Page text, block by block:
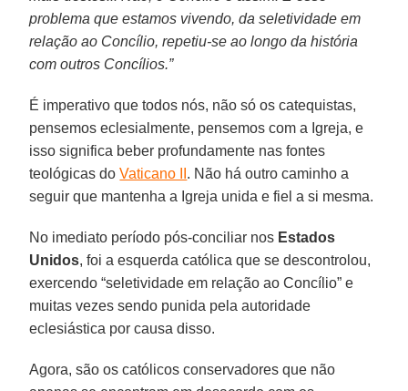
problema que estamos vivendo, da seletividade em
relação ao Concílio, repetiu-se ao longo da história
com outros Concílios.”
É imperativo que todos nós, não só os catequistas,
pensemos eclesialmente, pensemos com a Igreja, e
isso significa beber profundamente nas fontes
teológicas doVaticano II . Não há outro caminho a
seguir que mantenha a Igreja unida e fiel a si mesma.
No imediato período pós-conciliar nos Estados
Unidos, foi a esquerda católica que se descontrolou,
exercendo “seletividade em relação ao Concílio” e
muitas vezes sendo punida pela autoridade
eclesiástica por causa disso.
Agora, são os católicos conservadores que não